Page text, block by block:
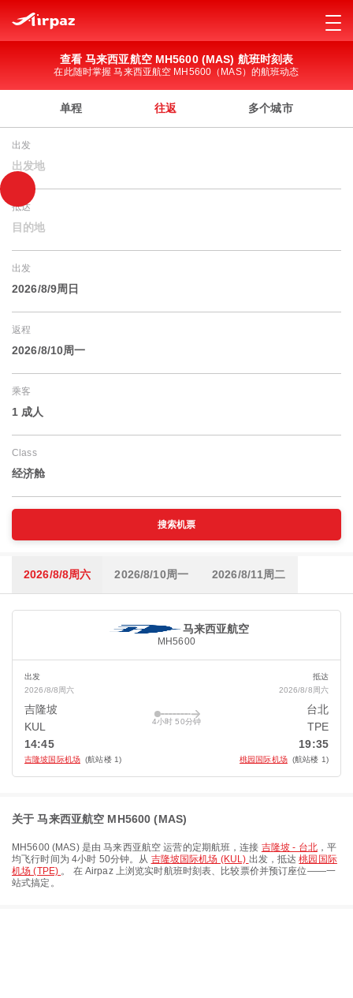
查看 马来西亚航空 MH5600 (MAS) 航班时刻表
在此随时掌握 马来西亚航空 MH5600（MAS）的航班动态
单程 往返 多个城市
出发
出发地
抵达
目的地
出发
2026/8/9周日
返程
2026/8/10周一
乘客
1 成人
Class
经济舱
搜索机票
2026/8/8周六 2026/8/10周一 2026/8/11周二
马来西亚航空
MH5600
出发
2026/8/8周六
吉隆坡
KUL
14:45
吉隆坡国际机场 (航站楼 1)
4小时 50分钟
抵达
2026/8/8周六
台北
TPE
19:35
桃园国际机场 (航站楼 1)
关于 马来西亚航空 MH5600 (MAS)
MH5600(MAS) 是由马来西亚航空 运营的定期航班，连接 吉隆坡 - 台北，平
均飞行时间为 4小时 50分钟。从 吉隆坡国际机场 (KUL) 出发，抵达桃园国际
机场 (TPE) 。 在 Airpaz 上浏览实时航班时刻表、比较票价并预订座位——一
站式搞定。